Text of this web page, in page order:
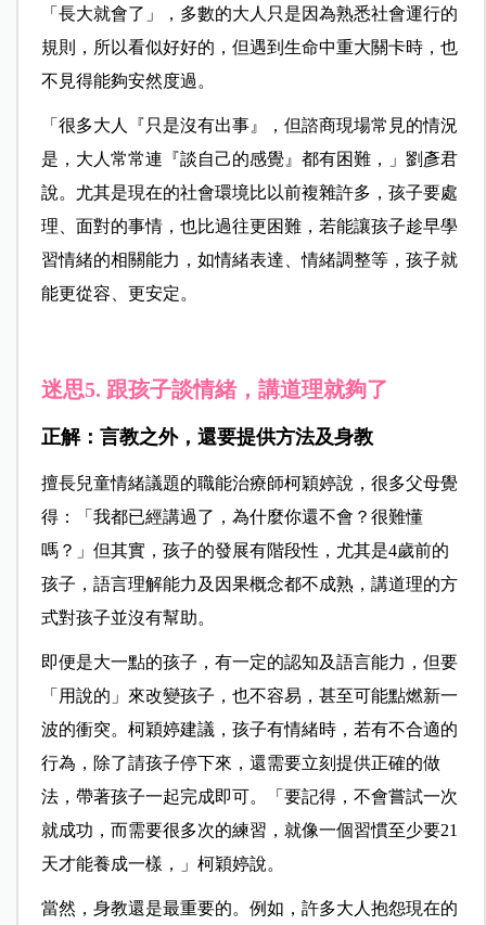
「長大就會了」，多數的大人只是因為熟悉社會運行的
規則，所以看似好好的，但遇到生命中重大關卡時，也
不見得能夠安然度過。
「很多大人『只是沒有出事』，但諮商現場常見的情況
是，大人常常連『談自己的感覺』都有困難，」劉彥君
說。尤其是現在的社會環境比以前複雜許多，孩子要處
理、面對的事情，也比過往更困難，若能讓孩子趁早學
習情緒的相關能力，如情緒表達、情緒調整等，孩子就
能更從容、更安定。
迷思5. 跟孩子談情緒，講道理就夠了
正解：言教之外，還要提供方法及身教
擅長兒童情緒議題的職能治療師柯穎婷說，很多父母覺
得：「我都已經講過了，為什麼你還不會？很難懂
嗎？」但其實，孩子的發展有階段性，尤其是4歲前的
孩子，語言理解能力及因果概念都不成熟，講道理的方
式對孩子並沒有幫助。
即便是大一點的孩子，有一定的認知及語言能力，但要
「用說的」來改變孩子，也不容易，甚至可能點燃新一
波的衝突。柯穎婷建議，孩子有情緒時，若有不合適的
行為，除了請孩子停下來，還需要立刻提供正確的做
法，帶著孩子一起完成即可。「要記得，不會嘗試一次
就成功，而需要很多次的練習，就像一個習慣至少要21
天才能養成一樣，」柯穎婷說。
當然，身教還是最重要的。例如，許多大人抱怨現在的